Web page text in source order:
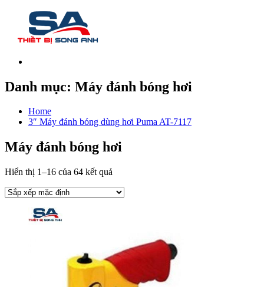
Danh mục: Máy đánh bóng hơi
Home
3″ Máy đánh bóng dùng hơi Puma AT-7117
Máy đánh bóng hơi
Hiển thị 1–16 của 64 kết quả